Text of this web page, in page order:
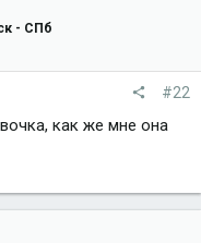
- СПб
#22
как же мне она